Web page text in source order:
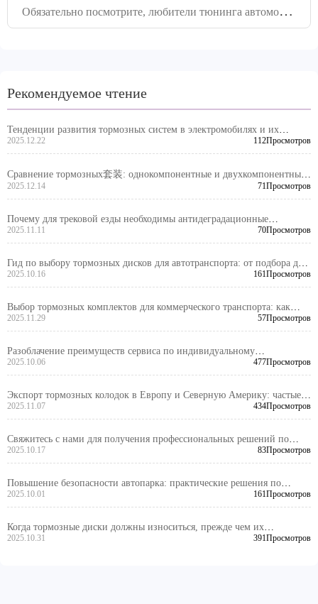
О
бязательно посмотрите, любители тюнинга автомобилей: Чек-лист проверок до и после установки тормозного комплекта и распространенные ошибки
Рекомендуемое чтение
Тенденции развития тормозных систем в электромобилях и их
влияние на дизайн экспортных тормозных комплектов
2025.12.22 112Просмотров
Сравнение тормозных套装: однокомпонентные и двухкомпонентные
системы
2025.12.14 71Просмотров
Почему для трековой езды необходимы антидеградационные
тормозные болты: материалы и практические испытания
2025.11.11 70Просмотров
Гид по выбору тормозных дисков для автотранспорта: от подбора до
доставки — как найти высокое соотношение цены и качества
2025.10.16 161Просмотров
Выбор тормозных комплектов для коммерческого транспорта: как
правильно подобрать по конструкции ступицы и расположению
суппортов
2025.11.29 57Просмотров
Разоблачение преимуществ сервиса по индивидуальному
изготовлению OEM-тормозных дисков и механизма быстрого
реагирования
2025.10.06 477Просмотров
Экспорт тормозных колодок в Европу и Северную Америку: частые
проблемы и решения при аудите VCA COP (с примерами)
2025.11.07 434Просмотров
Свяжитесь с нами для получения профессиональных решений по
индивидуальному изготовлению тормозных дисков — гарантируем
безупречные закупки
2025.10.17 83Просмотров
Повышение безопасности автопарка: практические решения по
проектированию и качеству обработки отверстий тормозных дисков
2025.10.01 161Просмотров
Когда тормозные диски должны износиться, прежде чем их
необходимо заменить?
2025.10.31 391Просмотров